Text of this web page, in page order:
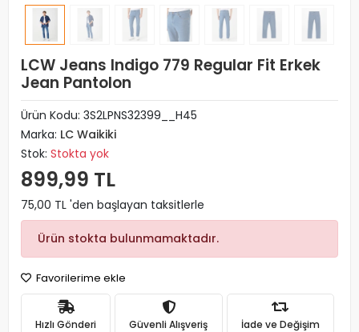
LCW Jeans Indigo 779 Regular Fit Erkek
Jean Pantolon
Ürün Kodu: 3S2LPNS32399__H45
Marka: LC Waikiki
Stok: Stokta yok
899,99 TL
75,00 TL 'den başlayan taksitlerle
Ürün stokta bulunmamaktadır.
Favorilerime ekle
Hızlı Gönderi Güvenli Alışveriş İade ve Değişim